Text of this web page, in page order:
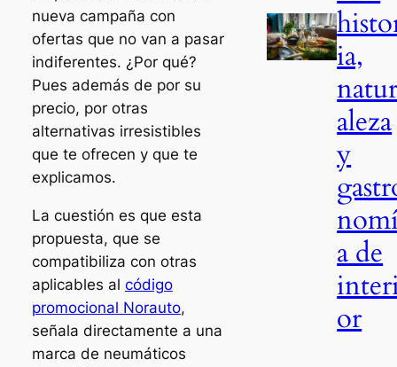
nueva campaña con
ofertas que no van a pasar
indiferentes. ¿Por qué?
Pues además de por su
precio, por otras
alternativas irresistibles
que te ofrecen y que te
explicamos.
La cuestión es que esta
propuesta, que se
compatibiliza con otras
aplicables al código
promocional Norauto,
señala directamente a una
marca de neumáticos
ia,
aleza
y
a de
or